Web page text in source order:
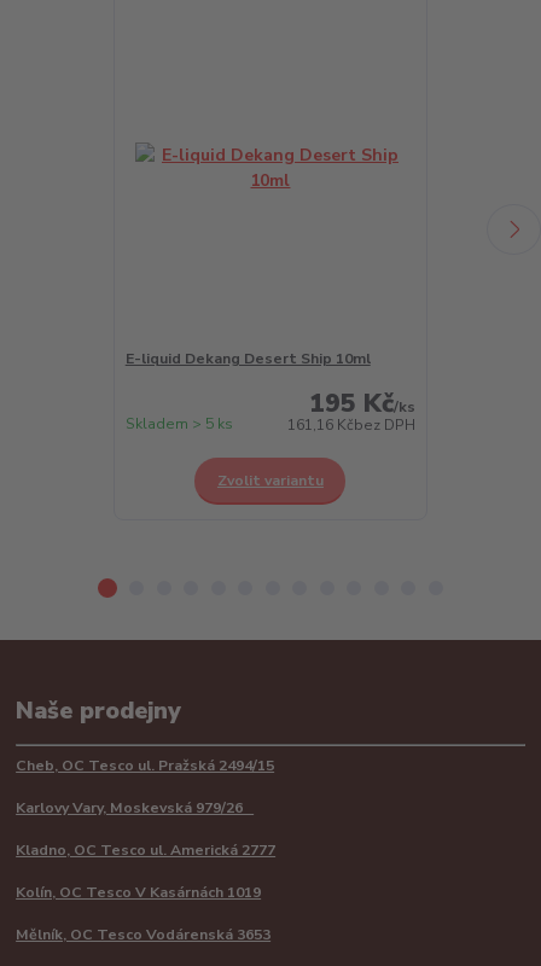
E-liquid Dekang Desert Ship 10ml
195 Kč/ks
161,16 Kčbez DPH
Skladem > 5 ks
Zvolit variantu
Naše prodejny
Cheb, OC Tesco ul. Pražská 2494/15
Karlovy Vary, Moskevská 979/26
Kladno, OC Tesco ul. Americká 2777
Kolín, OC Tesco V Kasárnách 1019
Mělník, OC Tesco Vodárenská 3653